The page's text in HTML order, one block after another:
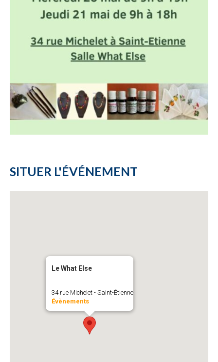
SITUER L'ÉVÉNEMENT
Le What Else
34 rue Michelet - Saint-Étienne
Évènements